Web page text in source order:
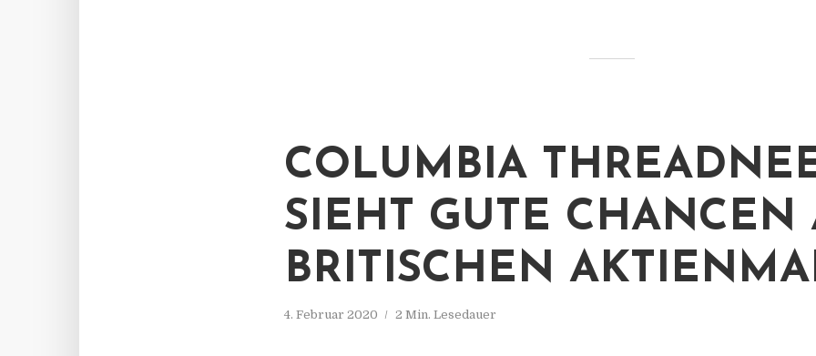
COLUMBIA
SIEHT GUTE CHANCEN
BRITISCHEN
4. Februar 2020 2 Min. Lesedauer